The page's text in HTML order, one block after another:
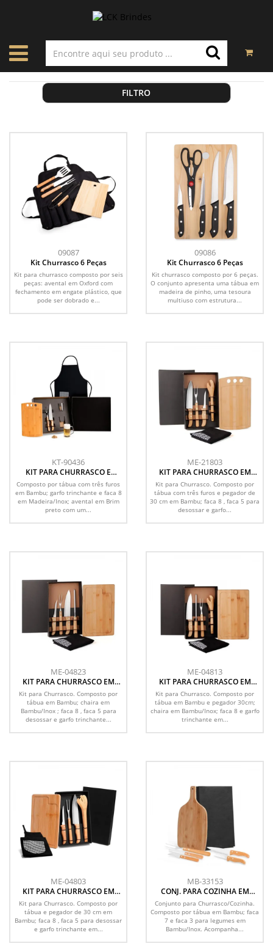
FILTRO
09087
Kit Churrasco 6 Peças
Kit para churrasco composto por seis
peças: avental em Oxford com
fechamento em engate plástico, que
pode ser dobrado e...
09086
Kit Churrasco 6 Peças
Kit churrasco composto por 6 peças.
O conjunto apresenta uma tábua em
madeira de pinho, uma tesoura
multiuso com estrutura...
KT-90436
KIT PARA CHURRASCO E
CERVEJA - 6 PÇS
Composto por tábua com três furos
em Bambu; garfo trinchante e faca 8
em Madeira/Inox; avental em Brim
preto com um...
ME-21803
KIT PARA CHURRASCO EM
BAMBU / MADEIRA / INOX
COM AVENTAL - 6 PÇS
Kit para Churrasco. Composto por
tábua com três furos e pegador de
30 cm em Bambu; faca 8 , faca 5 para
desossar e garfo...
ME-04823
KIT PARA CHURRASCO EM
BAMBU / MADEIRA / INOX
COM AVENTAL - 6 PÇS
Kit para Churrasco. Composto por
tábua em Bambu; chaira em
Bambu/Inox ; faca 8 , faca 5 para
desossar e garfo trinchante...
ME-04813
KIT PARA CHURRASCO EM
BAMBU / MADEIRA / INOX
COM AVENTAL - 6 PÇS
Kit para Churrasco. Composto por
tábua em Bambu e pegador 30cm;
chaira em Bambu/Inox; faca 8 e garfo
trinchante em...
ME-04803
KIT PARA CHURRASCO EM
BAMBU / MADEIRA / INOX
COM AVENTAL - 6 PÇS
Kit para Churrasco. Composto por
tábua e pegador de 30 cm em
Bambu; faca 8 , faca 5 para desossar
e garfo trinchante em...
MB-33153
CONJ. PARA COZINHA EM
BAMBU / MADEIRA / INOX - 6
PÇS
Conjunto para Churrasco/Cozinha.
Composto por tábua em Bambu; faca
7 e faca 3 para legumes em
Bambu/Inox. Acompanha...